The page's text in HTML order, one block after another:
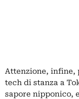
Attenzione, infine,
tech di stanza a
sapore nipponico,